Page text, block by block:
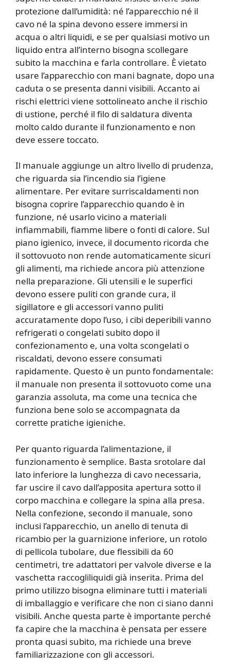
protezione dall’umidità: né l’apparecchio né il
cavo né la spina devono essere immersi in
acqua o altri liquidi, e se per qualsiasi motivo un
liquido entra all’interno bisogna scollegare
subito la macchina e farla controllare. È vietato
usare l’apparecchio con mani bagnate, dopo una
caduta o se presenta danni visibili. Accanto ai
rischi elettrici viene sottolineato anche il rischio
di ustione, perché il filo di saldatura diventa
molto caldo durante il funzionamento e non
deve essere toccato.
Il manuale aggiunge un altro livello di prudenza,
che riguarda sia l’incendio sia l’igiene
alimentare. Per evitare surriscaldamenti non
bisogna coprire l’apparecchio quando è in
funzione, né usarlo vicino a materiali
infiammabili, fiamme libere o fonti di calore. Sul
piano igienico, invece, il documento ricorda che
il sottovuoto non rende automaticamente sicuri
gli alimenti, ma richiede ancora più attenzione
nella preparazione. Gli utensili e le superfici
devono essere puliti con grande cura, il
sigillatore e gli accessori vanno puliti
accuratamente dopo l’uso, i cibi deperibili vanno
refrigerati o congelati subito dopo il
confezionamento e, una volta scongelati o
riscaldati, devono essere consumati
rapidamente. Questo è un punto fondamentale:
il manuale non presenta il sottovuoto come una
garanzia assoluta, ma come una tecnica che
funziona bene solo se accompagnata da
corrette pratiche igieniche.
Per quanto riguarda l’alimentazione, il
funzionamento è semplice. Basta srotolare dal
lato inferiore la lunghezza di cavo necessaria,
far uscire il cavo dall’apposita apertura sotto il
corpo macchina e collegare la spina alla presa.
Nella confezione, secondo il manuale, sono
inclusi l’apparecchio, un anello di tenuta di
ricambio per la guarnizione inferiore, un rotolo
di pellicola tubolare, due flessibili da 60
centimetri, tre adattatori per valvole diverse e la
vaschetta raccogliliquidi già inserita. Prima del
primo utilizzo bisogna eliminare tutti i materiali
di imballaggio e verificare che non ci siano danni
visibili. Anche questa parte è importante perché
fa capire che la macchina è pensata per essere
pronta quasi subito, ma richiede una breve
familiarizzazione con gli accessori.